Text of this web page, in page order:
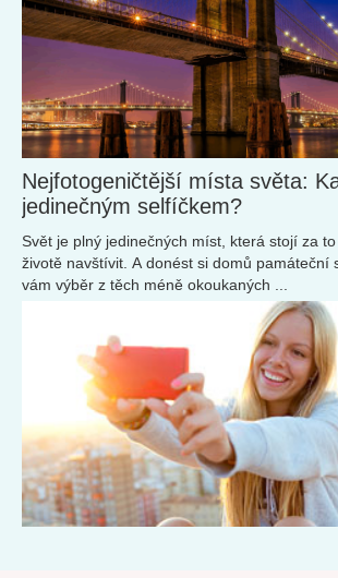
Nejfotogeničtější místa světa:
jedinečným selfíčkem?
Svět je plný jedinečných míst, která stojí za
životě navštívit. A donést si domů památeční
vám výběr z těch méně okoukaných ...